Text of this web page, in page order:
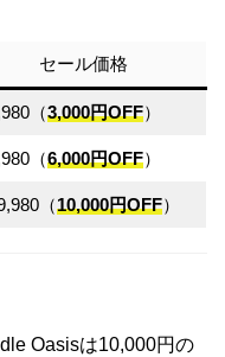
セール価格
（3,000円OFF）
（6,000円OFF）
（10,000円OFF）
Oasisは10,000円の